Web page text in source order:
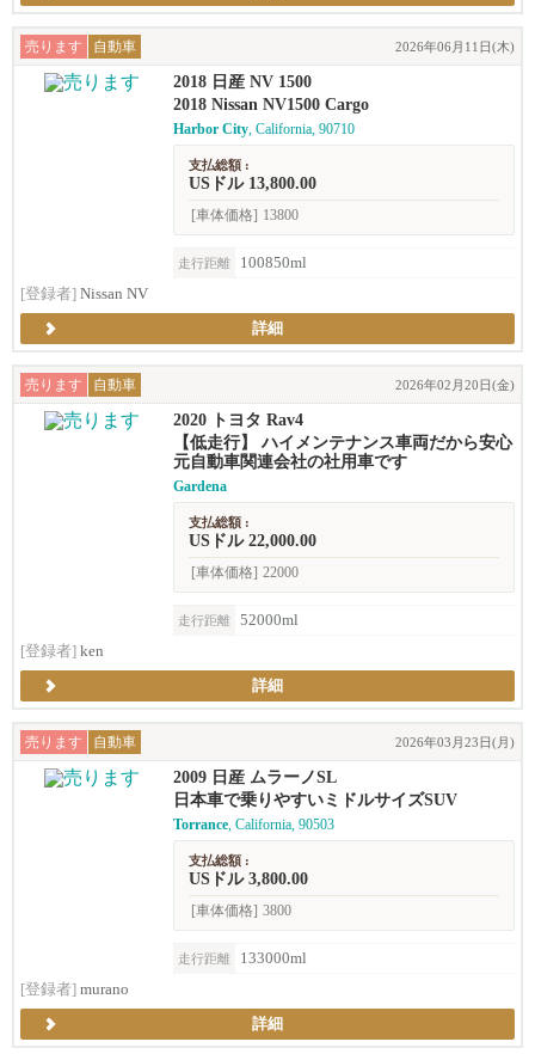
売ります 自動車 2026年06月11日(木)
2018 日産 NV 1500
2018 Nissan NV1500 Cargo
Harbor City, California, 90710
支払総額 :
USドル 13,800.00
[車体価格] 13800
走行距離
100850ml
[登録者] Nissan NV
詳細
売ります 自動車 2026年02月20日(金)
2020 トヨタ Rav4
【低走行】 ハイメンテナンス車両だから安心
元自動車関連会社の社用車です
Gardena
支払総額 :
USドル 22,000.00
[車体価格] 22000
走行距離
52000ml
[登録者] ken
詳細
売ります 自動車 2026年03月23日(月)
2009 日産 ムラーノSL
日本車で乗りやすいミドルサイズSUV
Torrance, California, 90503
支払総額 :
USドル 3,800.00
[車体価格] 3800
走行距離
133000ml
[登録者] murano
詳細